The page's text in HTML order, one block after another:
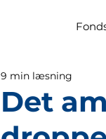
Det
9 min læsning